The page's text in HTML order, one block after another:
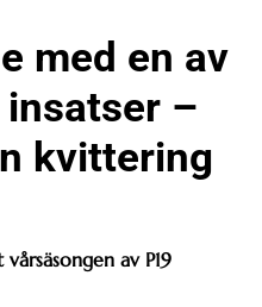
med en av
–
kvittering
av P19